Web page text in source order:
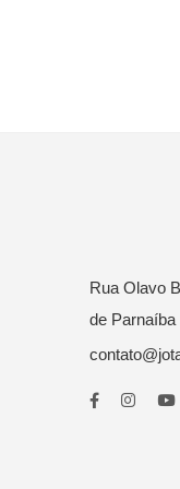
Rua Olavo
de Parnaíba